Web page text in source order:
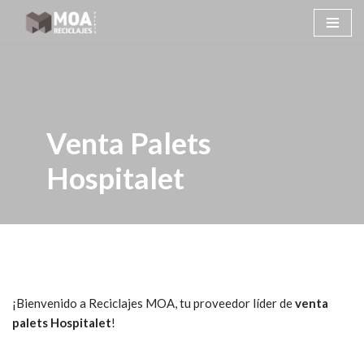
Venta Palets
Hospitalet
¡Bienvenido a Reciclajes MOA, tu proveedor líder deventa
palets Hospitalet!